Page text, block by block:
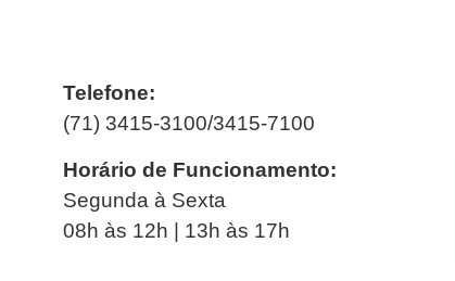
Telefone:
(71) 3415-3100/3415-7100
Horário de Funcionamento:
Segunda à Sexta
08h às 12h | 13h às 17h